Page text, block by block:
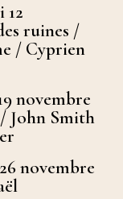
12
ruines /
/ Cyprien
novembre
John Smith
novembre